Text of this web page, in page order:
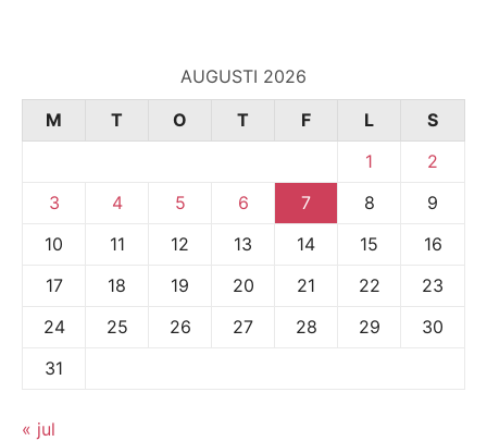
AUGUSTI 2026
M
T O T F L
S
1
2
3
4 5 6 7 8
9
10
11 12 13 14 15
16
17
18 19 20 21 22
23
24
25 26 27 28 29
30
31
« jul